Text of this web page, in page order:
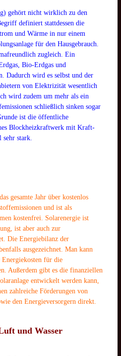
gehört nicht wirklich zu den
definiert stattdessen die
und Wärme in nur einem
für den Hausgebrauch.
zugleich. Ein
Bio-Erdgas und
Dadurch wird es selbst und der
von Elektrizität wesentlich
wird zudem um mehr als ein
schließlich sinken sogar
ist die öffentliche
Blockheizkraftwerk mit Kraft-
sehr stark.
gesamte Jahr über kostenlos
und ist als
kostenfrei. Solarenergie ist
ist aber auch zur
Die Energiebilanz der
ausgezeichnet. Man kann
Energiekosten für die
Außerdem gibt es die finanziellen
entwickelt werden kann,
zahlreiche Förderungen von
den Energieversorgern direkt.
und Wasser